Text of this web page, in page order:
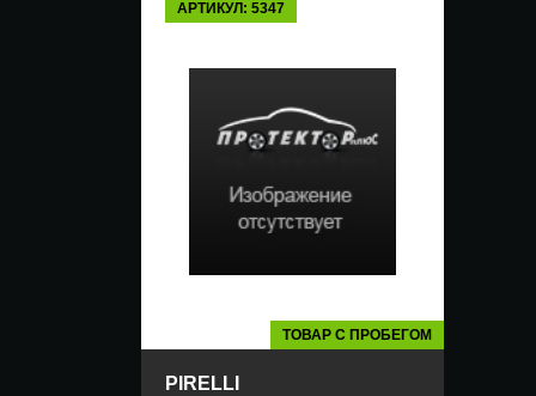
АРТИКУЛ: 5347
ТОВАР С ПРОБЕГОМ
PIRELLI